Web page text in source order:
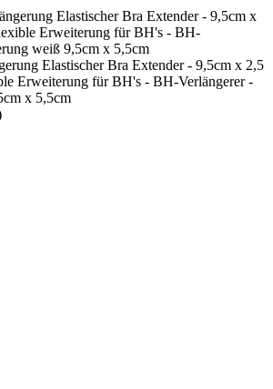
Elastischer Bra Extender - 9,5cm x 2,5
Erweiterung für BH's - BH-Verlängerer -
x 5,5cm